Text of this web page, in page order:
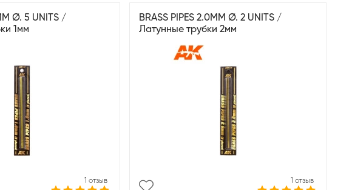
Ø. 5 UNITS /
1мм
1 отзыв
BRASS PIPES 2.0MM Ø. 2 UNITS /
Латунные трубки 2мм
1 отзыв